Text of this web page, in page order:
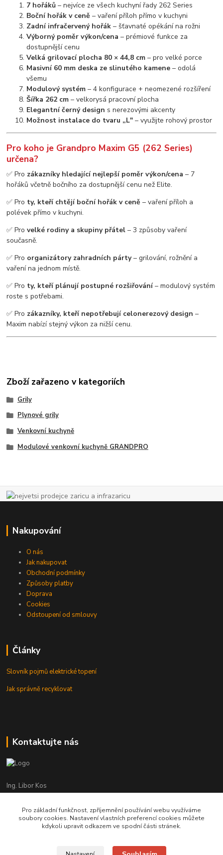
7 hořáků – nejvíce ze všech kuchyní řady 262 Series
Boční hořák v ceně – vaření příloh přímo v kuchyni
Zadní infračervený hořák – šťavnaté opékání na rožni
Výborný poměr výkon/cena – prémiové funkce za
dostupnější cenu
Velká grilovací plocha 80 × 44,8 cm – pro velké porce
Masivní 60 mm deska ze slinutého kamene – odolá
všemu
Modulový systém – 4 konfigurace + neomezené rozšíření
Šířka 262 cm – velkorysá pracovní plocha
Elegantní černý design s nerezovými akcenty
Možnost instalace do tvaru „L" – využijte rohový prostor
Pro koho je Grandpro Maxim G5 (262 Series)
určena?
✅ Pro zákazníky hledající nejlepší poměr výkon/cena – 7
hořáků včetně bočního za dostupnější cenu než Elite.
✅ Pro ty, kteří chtějí boční hořák v ceně – vaření příloh a
polévek přímo v kuchyni.
✅ Provelké rodiny a skupiny přátel – 3 způsoby vaření
současně.
✅ Pro organizátory zahradních párty– grilování, rožnění a
vaření na jednom místě.
✅ Pro ty, kteří plánují postupné rozšiřování– modulový systém
roste s potřebami.
✅ Pro zákazníky, kteří nepotřebují celonerezový design –
Maxim nabízí stejný výkon za nižší cenu.
Zboží zařazeno v kategoriích
Grily
Plynové grily
Venkovní kuchyně
Modulové venkovní kuchyně GRANDPRO
Nakupování
O nás
Jak nakupovat
Obchodní podmínky
Způsoby platby
Doprava
Cookies
Odstoupení od smlouvy
Články
Slovník pojmů elektrické topení
Jak správně recyklovat
Kontaktujte nás
Ing. Libor Kos
+420 601 555 225
(Po-Pá: 8-17:00 hod.)
info@infrasystemy.cz
Pro základní funkčnost, zpříjemnění používání webu využíváme
soubory cookies. Nastavení vlastních preferencí cookies můžete
kdykoli upravit odkazem ve spodní části stránek.